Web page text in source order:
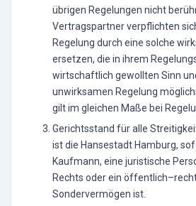
übrigen Regelungen nicht
Vertragspartner verpflichten
Regelung durch eine solche
ersetzen, die in ihrem
wirtschaftlich gewollten Sinn
unwirksamen Regelung
gilt im gleichen Maße bei
Gerichtsstand für alle
ist die Hansestadt Hamburg,
Kaufmann, eine juristische
Rechts oder ein
Sondervermögen ist.